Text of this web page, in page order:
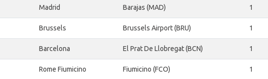
Madrid Barajas (MAD) 1
Brussels Brussels Airport (BRU) 1
Barcelona El Prat De Llobregat (BCN) 1
Rome Fiumicino Fiumicino (FCO) 1